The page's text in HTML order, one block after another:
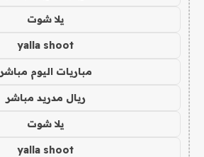
يلا شوت
yalla shoot
مباريات اليوم مباشر
ريال مدريد مباشر
يلا شوت
yalla shoot